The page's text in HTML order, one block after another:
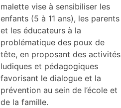
malette vise à sensibiliser les
enfants (5 à 11 ans), les parents
et les éducateurs à la
problématique des poux de
tête, en proposant des activités
ludiques et pédagogiques
favorisant le dialogue et la
prévention au sein de l’école et
de la famille.